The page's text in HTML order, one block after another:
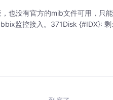
也没有官方的mib文件可用，只
监控接入。371Disk {#IDX}: